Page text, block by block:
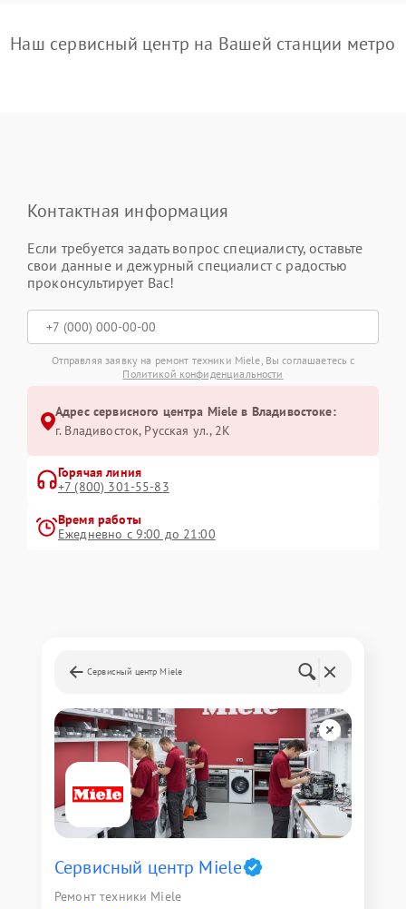
Наш сервисный центр на Вашей станции метро
Контактная информация
Если требуется задать вопрос специалисту, оставьте
свои данные и дежурный специалист с радостью
проконсультирует Вас!
Отправляя заявку на ремонт техники Miele, Вы соглашаетесь с
Политикой конфиденциальности
Адрес сервисного центра Miele в Владивостоке:
г. Владивосток, Русская ул., 2К
Горячая линия
+7 (800) 301-55-83
Время работы
Ежедневно с 9:00 до 21:00
Сервисный центр Miele
Сервисный центр Miele
Ремонт техники Miele